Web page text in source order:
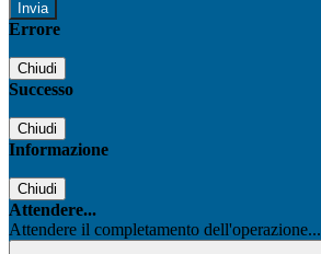
Errore
Chiudi
Successo
Chiudi
Informazione
Chiudi
Attendere...
Attendere il completamento dell'operazione...